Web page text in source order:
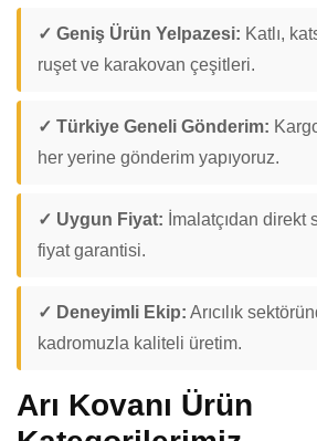
✓ Geniş Ürün Yelpazesi: Katlı,
ruşet ve karakovan çeşitleri.
✓ Türkiye Geneli Gönderim:
her yerine gönderim yapıyoruz.
✓ Uygun Fiyat: İmalatçıdan direkt
fiyat garantisi.
✓ Deneyimli Ekip: Arıcılık
kadromuzla kaliteli üretim.
Arı Kovanı Ürün